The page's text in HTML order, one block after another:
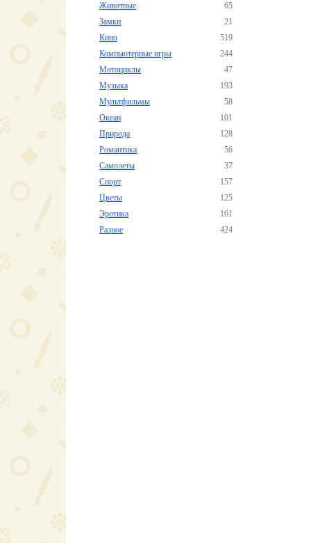
Животные
65
Замки
21
Кино
519
Компьютерные игры
244
Мотоциклы
47
Музыка
193
Мультфильмы
58
Океан
101
Природа
128
Романтика
56
Самолеты
37
Спорт
157
Цветы
125
Эротика
161
Разное
424